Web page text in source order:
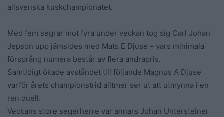
allsvenska kuskchampionatet.
Med fem segrar mot fyra under veckan tog sig Carl Johan
Jepson upp jämsides med Mats E Djuse – vars minimala
försprång numera består av flera andrapris.
Samtidigt ökade avståndet till följande Magnus A Djuse
varför årets championstrid alltmer ser ut att utmynna i en
ren duell.
Veckans store segerherre var annars Johan Untersteiner